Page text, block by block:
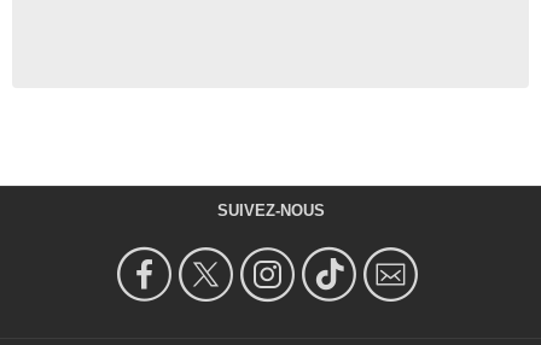
SUIVEZ-NOUS